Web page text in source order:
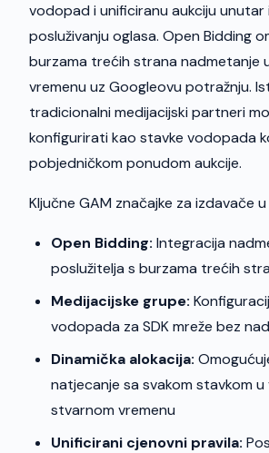
vodopad i unificiranu aukciju unutar
posluživanju oglasa. Open Bidding
burzama trećih strana nadmetanje
vremenu uz Googleovu potražnju.
tradicionalni medijacijski partneri
konfigurirati kao stavke vodopada
pobjedničkom ponudom aukcije.
Ključne GAM značajke za izdavače
Open Bidding: Integracija
poslužitelja s burzama trećih
Medijacijske grupe:
vodopada za SDK mreže bez
Dinamička alokacija:
natjecanje sa svakom stavkom
stvarnom vremenu
Unificirani cjenovni pravila: